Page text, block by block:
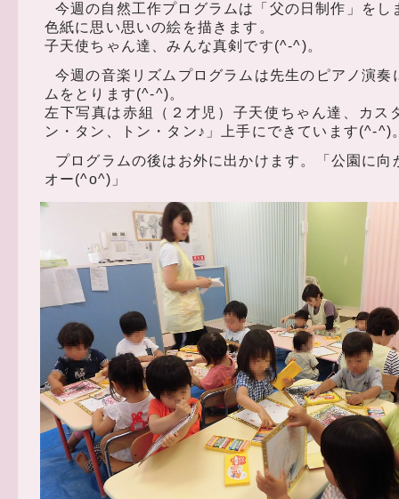
今週の自然工作プログラムは「父の日制作」をし
色紙に思い思いの絵を描きます。
子天使ちゃん達、みんな真剣です(^-^)。
今週の音楽リズムプログラムは先生のピアノ演奏
ムをとります(^-^)。
左下写真は赤組（２才児）子天使ちゃん達、カス
ン・タン、トン・タン♪」上手にできています(^-^)
プログラムの後はお外に出かけます。「公園に向
オー(^o^)」